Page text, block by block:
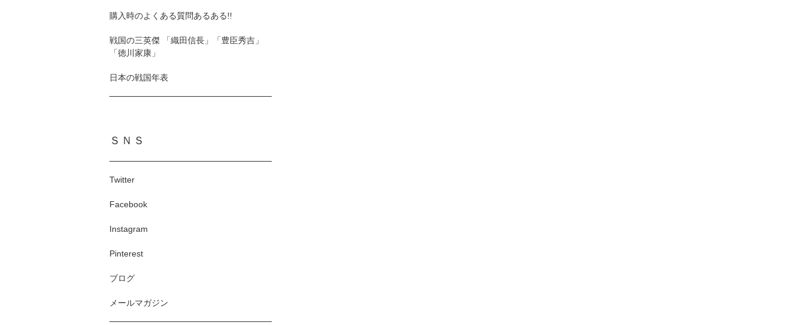
購入時のよくある質問あるある!!
戦国の三英傑 「織田信長」「豊臣秀吉」
「徳川家康」
日本の戦国年表
ＳＮＳ
Twitter
Facebook
Instagram
Pinterest
ブログ
メールマガジン